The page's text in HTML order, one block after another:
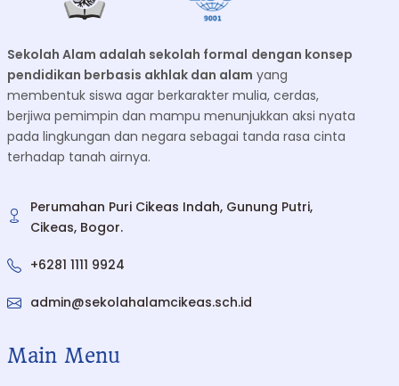
Sekolah Alam adalah sekolah formal dengan konsep
pendidikan berbasis akhlak dan alam yang
membentuk siswa agar berkarakter mulia, cerdas,
berjiwa pemimpin dan mampu menunjukkan aksi nyata
pada lingkungan dan negara sebagai tanda rasa cinta
terhadap tanah airnya.
Perumahan Puri Cikeas Indah, Gunung Putri,
Cikeas, Bogor.
+6281 1111 9924
admin@sekolahalamcikeas.sch.id
Main Menu